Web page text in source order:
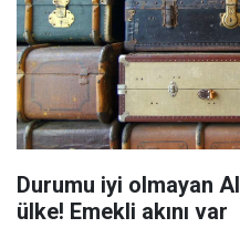
Durumu iyi olmayan
ülke! Emekli akını var